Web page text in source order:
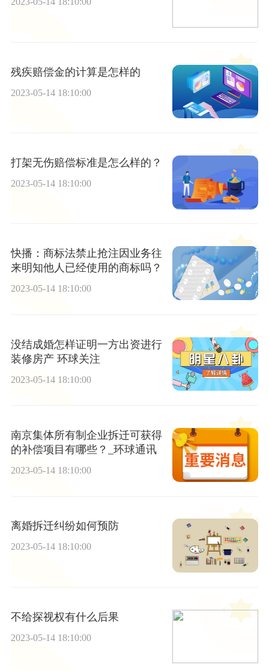
残疾赔偿金的计算是怎样的
2023-05-14 18:10:00
打架无伤赔偿标准是怎么样的？
2023-05-14 18:10:00
快播：商标法禁止抢注因业务往
来明知他人已经使用的商标吗？
2023-05-14 18:10:00
没结成婚怎样证明一方出资进行
装修房产 环球关注
2023-05-14 18:10:00
南京集体所有制企业拆迁可获得
的补偿项目有哪些？_环球通讯
2023-05-14 18:10:00
离婚拆迁纠纷如何预防
2023-05-14 18:10:00
不给探视权有什么后果
2023-05-14 18:10:00